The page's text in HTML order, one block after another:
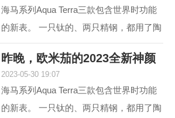
海马系列Aqua Terra三款包含世界时功能
的新表。 一只钛的、两只精钢，都用了陶
瓷圈儿。 世界时以海马加身，是为强调运
动属性。约定俗成...
昨晚，欧米茄的2023全新神颜
2023-05-30 19:07
海马系列Aqua Terra三款包含世界时功能
的新表。 一只钛的、两只精钢，都用了陶